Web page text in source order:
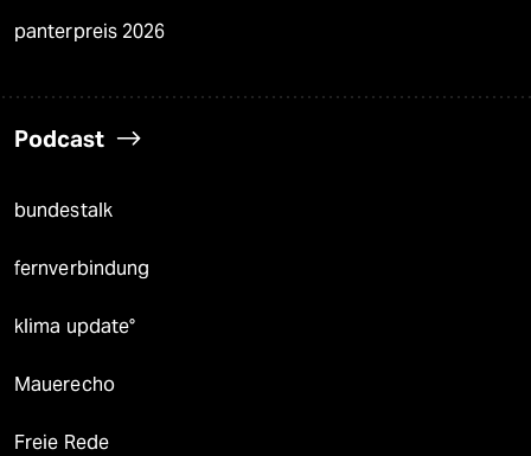
panterpreis 2026
Podcast
bundestalk
fernverbindung
klima update°
Mauerecho
Freie Rede